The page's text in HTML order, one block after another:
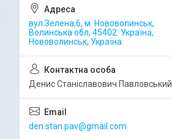
вул.Зелена,6, м. Нововолинськ,
Волинська обл, 45402. Україна,
Нововолинськ, Україна
Денис Станіславович Павловський
den.stan.pav@gmail.com